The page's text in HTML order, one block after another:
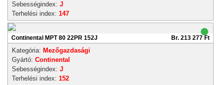
Sebességindex: J
Terhelési index: 147
Continental MPT 80 22PR 152J Br. 213 277 Ft
Kategória: Mezőgazdasági
Gyártó: Continental
Sebességindex: J
Terhelési index: 152